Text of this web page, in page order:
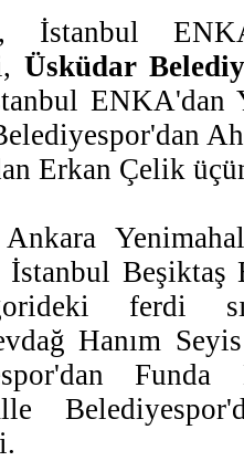
İstanbul
Üsküdar
ENKA'dan
Erkan Çelik
Ankara
Beşiktaş
ferdi
Hanım